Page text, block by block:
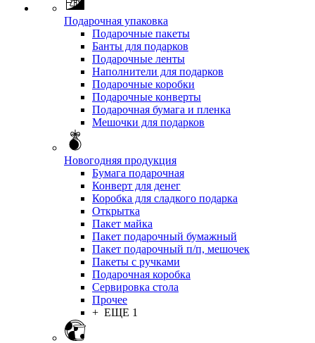
Подарочная упаковка
Подарочные пакеты
Банты для подарков
Подарочные ленты
Наполнители для подарков
Подарочные коробки
Подарочные конверты
Подарочная бумага и пленка
Мешочки для подарков
Новогодняя продукция
Бумага подарочная
Конверт для денег
Коробка для сладкого подарка
Открытка
Пакет майка
Пакет подарочный бумажный
Пакет подарочный п/п, мешочек
Пакеты с ручками
Подарочная коробка
Сервировка стола
Прочее
+ ЕЩЕ 1